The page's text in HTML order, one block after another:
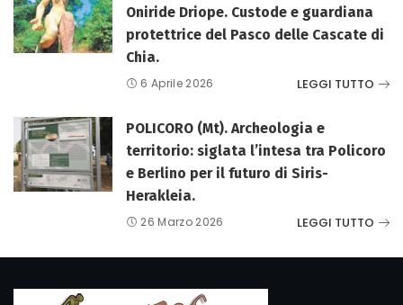
Oniride Driope. Custode e guardiana
protettrice del Pasco delle Cascate di
Chia.
6 Aprile 2026 LEGGI TUTTO
POLICORO (Mt). Archeologia e
territorio: siglata l’intesa tra Policoro
e Berlino per il futuro di Siris-
Herakleia.
26 Marzo 2026 LEGGI TUTTO